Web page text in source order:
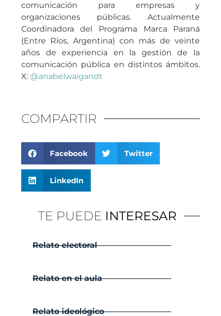
comunicación para empresas y
organizaciones públicas. Actualmente
Coordinadora del Programa Marca Paraná
(Entre Ríos, Argentina) con más de veinte
años de experiencia en la gestión de la
comunicación pública en distintos ámbitos.
X: @anabelwaigandt
COMPARTIR
Facebook Twitter
LinkedIn
TE PUEDE INTERESAR
Relato electoral
Relato en el aula
Relato ideológico